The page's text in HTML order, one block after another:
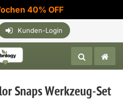
40% OFF
Kunden-Login
Snaps Werkzeug-Set